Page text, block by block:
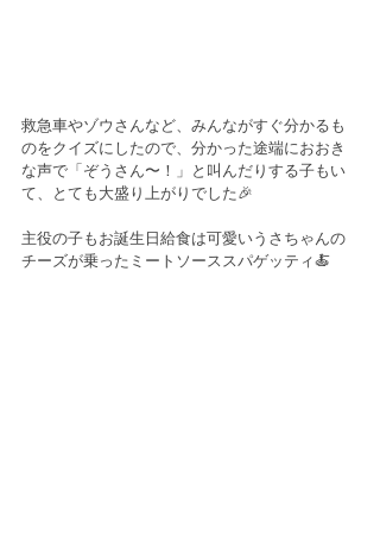
救急車やゾウさんなど、みんながすぐ分かるも
のをクイズにしたので、分かった途端におおき
な声で「ぞうさん〜！」と叫んだりする子もい
て、とても大盛り上がりでした🎉
主役の子もお誕生日給食は可愛いうさちゃんの
チーズが乗ったミートソーススパゲッティ🍝